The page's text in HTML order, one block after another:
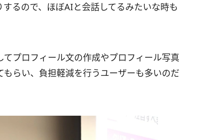
るので、ほぼAIと会話してるみたいな時も
プロフィール文の作成やプロフィール写真
らい、負担軽減を行うユーザーも多いのだ